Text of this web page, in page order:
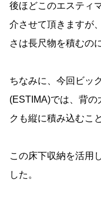
後ほどこのエスティ
介させて頂きますが
さは長尺物を積むの
ちなみに、今回ビッ
(ESTIMA)では、背
クも縦に積み込むこ
この床下収納を活用
した。